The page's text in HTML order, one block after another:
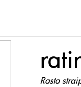
Rasta